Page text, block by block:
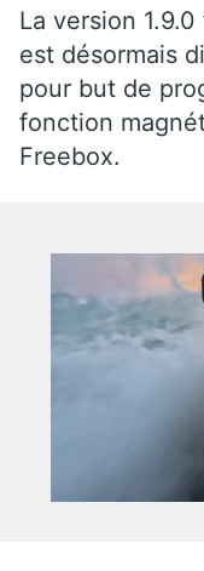
La version
est désormais
pour but de
fonction
Freebox.